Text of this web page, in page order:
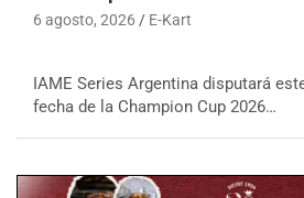
6 agosto, 2026 E-Kart
IAME Series Argentina disputará
fecha de la Champion Cup 2026…